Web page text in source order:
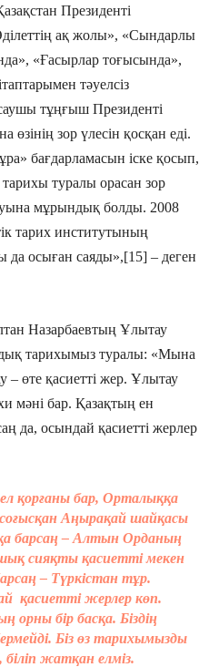
Президенті
ақ жолы», «Сындарлы
«Ғасырлар тоғысында»,
тәуелсіз
тұңғыш Президенті
зор үлесін қосқан еді.
бағдарламасын іске қосып,
туралы орасан зор
мұрындық болды. 2008
тарих институтының
да осыған саяды»,[15] – деген
Назарбаевтың Ұлытау
тарихымыз туралы: «Мына
– өте қасиетті жер. Ұлытау
мәні бар. Қазақтың ен
да, осындай қасиетті жерлер
қорғаны бар, Орталыққа
Аңырақай шайқасы
барсаң – Алтын Орданың
сияқты қасиетті мекен
– Түркістан тұр.
қасиетті жерлер көп.
орны бір басқа. Біздің
Біз өз тарихымызды
жатқан елміз.